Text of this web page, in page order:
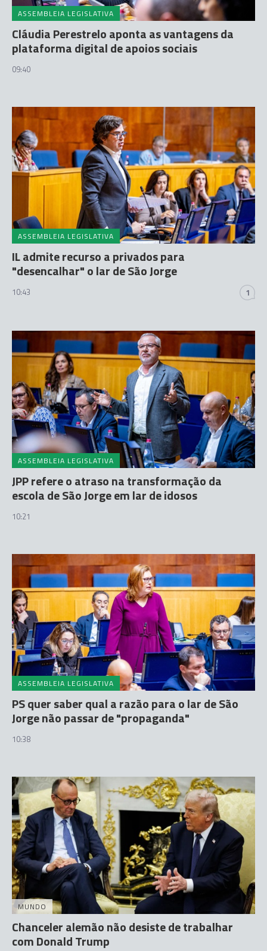
ASSEMBLEIA LEGISLATIVA
Cláudia Perestrelo aponta as vantagens da
plataforma digital de apoios sociais
09:40
ASSEMBLEIA LEGISLATIVA
IL admite recurso a privados para
"desencalhar" o lar de São Jorge
10:43 1
ASSEMBLEIA LEGISLATIVA
JPP refere o atraso na transformação da
escola de São Jorge em lar de idosos
10:21
ASSEMBLEIA LEGISLATIVA
PS quer saber qual a razão para o lar de São
Jorge não passar de "propaganda"
10:38
MUNDO
Chanceler alemão não desiste de trabalhar
com Donald Trump